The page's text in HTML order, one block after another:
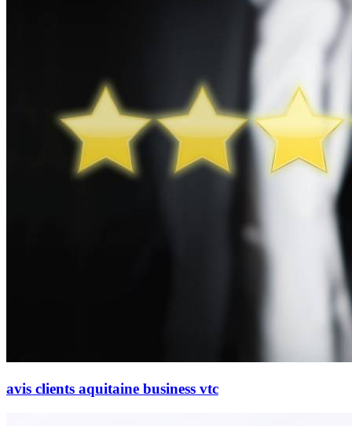
avis clients aquitaine business vtc